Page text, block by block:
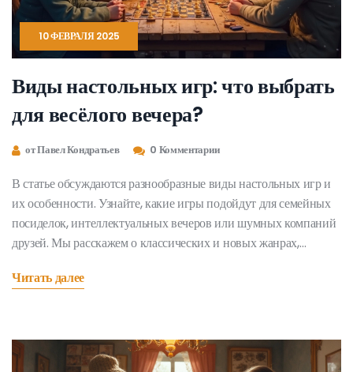
10 ФЕВРАЛЯ 2025
Виды настольных игр: что выбрать
для весёлого вечера?
от Павел Кондратьев 0 Комментарии
В статье обсуждаются разнообразные виды настольных игр и
их особенности. Узнайте, какие игры подойдут для семейных
посиделок, интеллектуальных вечеров или шумных компаний
друзей. Мы расскажем о классических и новых жанрах,
найдёте полезные советы по выбору игр, чтобы все участники
Читать далее